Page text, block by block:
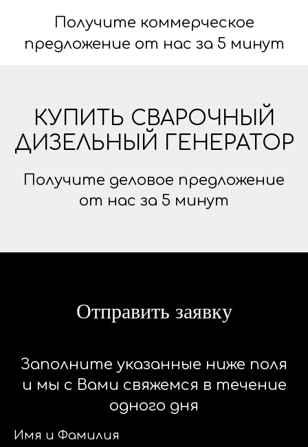
Получите коммерческое
предложение от нас за 5 минут
КУПИТЬ СВАРОЧНЫЙ
ДИЗЕЛЬНЫЙ ГЕНЕРАТОР
Получите деловое предложение
от нас за 5 минут
Отправить заявку
Заполните указанные ниже поля
и мы с Вами свяжемся в течение
одного дня
Имя и Фамилия